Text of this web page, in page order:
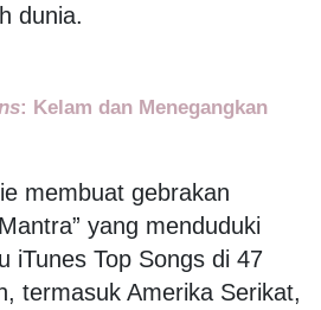
dunia.
: Kelam dan Menegangkan
membuat gebrakan
yang menduduki
iTunes Top Songs di 47
termasuk Amerika Serikat,